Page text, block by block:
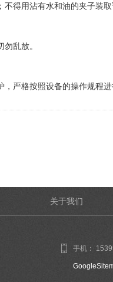
得用沾有水和油的夹子装取
乱放。
严格按照设备的操作规程进
关于我们
手机：